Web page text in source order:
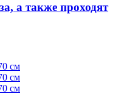
а также проходят